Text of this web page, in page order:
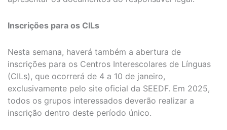
Inscrições para os CILs
Nesta semana, haverá também a abertura de
inscrições para os Centros Interescolares de Línguas
(CILs), que ocorrerá de 4 a 10 de janeiro,
exclusivamente pelo site oficial da SEEDF. Em 2025,
todos os grupos interessados deverão realizar a
inscrição dentro deste período único.